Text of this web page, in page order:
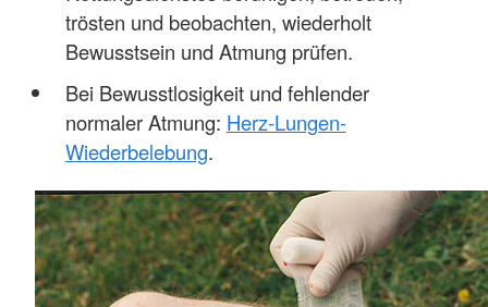
trösten und beobachten, wiederholt
Bewusstsein und Atmung prüfen.
Bei Bewusstlosigkeit und fehlender
normaler Atmung: Herz-Lungen-
Wiederbelebung.